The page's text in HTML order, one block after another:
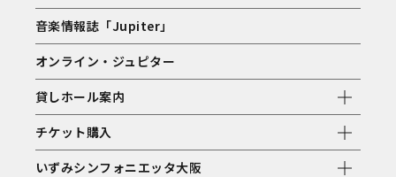
音楽情報誌「Jupiter」
オンライン・ジュピター
貸しホール案内
チケット購入
いずみシンフォニエッタ大阪